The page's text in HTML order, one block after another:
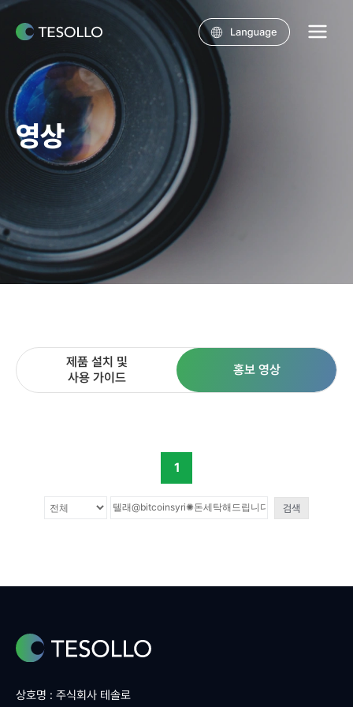
콘텐츠로
건너뛰기
영상
제품 설치 및
사용 가이드
홍보 영상
1
검색
상호명 : 주식회사 테솔로